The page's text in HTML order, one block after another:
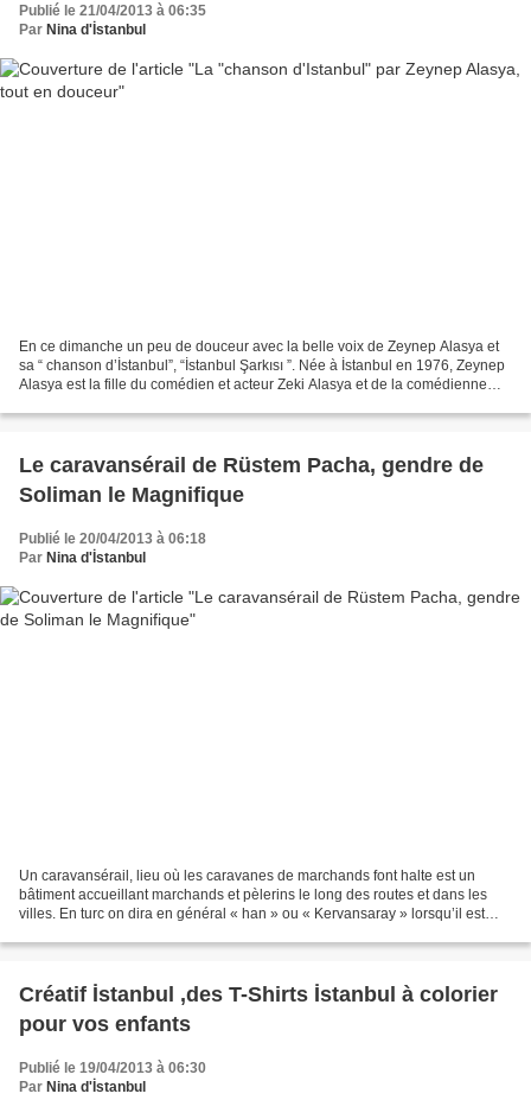
Publié le 21/04/2013 à 06:35
Par Nina d'İstanbul
En ce dimanche un peu de douceur avec la belle voix de Zeynep Alasya et
sa “ chanson d’İstanbul”, “İstanbul Şarkısı ”. Née à İstanbul en 1976, Zeynep
Alasya est la fille du comédien et acteur Zeki Alasya et de la comédienne
Le caravansérail de Rüstem Pacha, gendre de
Soliman le Magnifique
Publié le 20/04/2013 à 06:18
Par Nina d'İstanbul
Un caravansérail, lieu où les caravanes de marchands font halte est un
bâtiment accueillant marchands et pèlerins le long des routes et dans les
villes. En turc on dira en général « han » ou « Kervansaray » lorsqu’il est
Créatif İstanbul ,des T-Shirts İstanbul à colorier
pour vos enfants
Publié le 19/04/2013 à 06:30
Par Nina d'İstanbul